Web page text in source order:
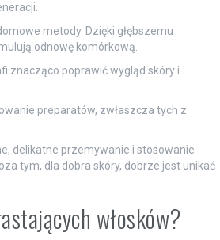
metody. Dzięki głębszemu
odnowę komórkową.
znacząco poprawić wygląd skóry i
preparatów, zwłaszcza tych z
delikatne przemywanie i stosowanie
tym, dla dobra skóry, dobrze jest unikać
włosków?